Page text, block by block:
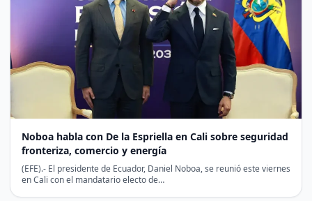
Noboa habla con De la Espriella en Cali sobre seguridad
fronteriza, comercio y energía
(EFE).- El presidente de Ecuador, Daniel Noboa, se reunió este viernes
en Cali con el mandatario electo de…